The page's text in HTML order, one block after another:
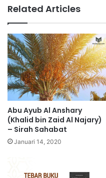
Related Articles
Abu Ayub Al Anshary
(Khalid bin Zaid Al Najary)
– Sirah Sahabat
Januari 14, 2020